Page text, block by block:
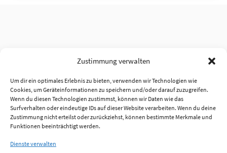
Zustimmung verwalten
Um dir ein optimales Erlebnis zu bieten, verwenden wir Technologien wie
Cookies, um Geräteinformationen zu speichern und/oder darauf zuzugreifen.
Wenn du diesen Technologien zustimmst, können wir Daten wie das
Surfverhalten oder eindeutige IDs auf dieser Website verarbeiten. Wenn du deine
Zustimmung nicht erteilst oder zurückziehst, können bestimmte Merkmale und
Funktionen beeinträchtigt werden.
Dienste verwalten